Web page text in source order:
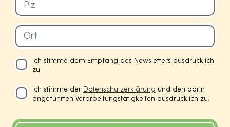
Ich stimme dem Empfang des Newsletters ausdrücklich
zu.
Ich stimme der Datenschutzerklärung und den darin
angeführten Verarbeitungstätigkeiten ausdrücklich zu.